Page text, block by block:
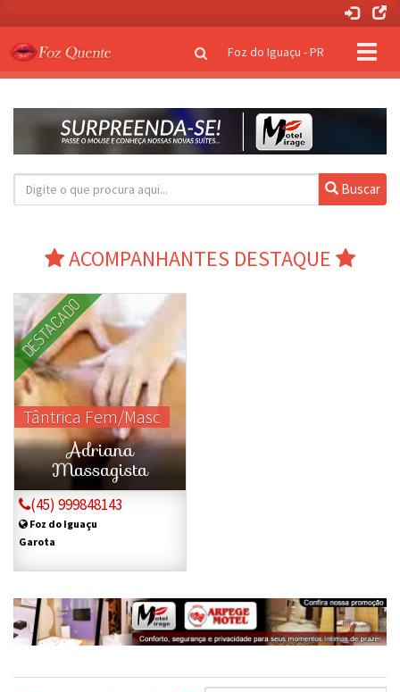
Clique
para
Foz do Iguaçu - PR
Buscar
ACOMPANHANTES DESTAQUE
Adriana
Massagista
DESTACADO
Tântrica Fem/Masc
(45) 999848143
Foz do Iguaçu
Garota